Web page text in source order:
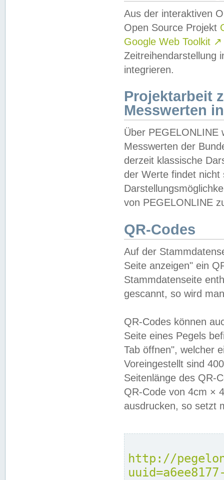
Aus der interaktiven
Open Source Projekt
Google Web Toolkit ↗
Zeitreihendarstellung
integrieren.
Projektarbeit
Messwerten
Über PEGELONLINE
Messwerten der
derzeit klassische
der Werte findet
von PEGELONLINE
QR-Codes
Auf der
Seite anzeigen" ein
Stammdatenseite
gescannt, so wird
QR-Codes können
Seite eines Pegels
Tab öffnen", welcher
Voreingestellt sind
Seitenlänge des QR-
QR-Code von 4cm ×
ausdrucken, so setzt
http://